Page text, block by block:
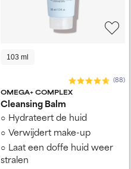
103 ml
OMEGA+ COMPLEX
(88)
Cleansing Balm
Hydrateert de huid
Verwijdert make-up
Laat een doffe huid weer
stralen